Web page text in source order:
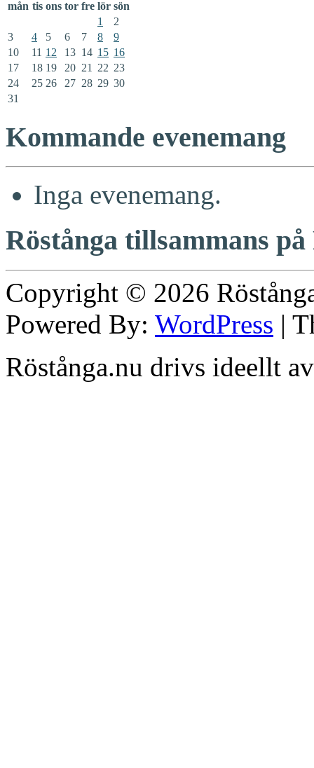
mån tis ons tor fre lör sön
1
2
3
4 5 6 7 8
9
10
11 12 13 14 15 16
17
18 19 20 21 22 23
24
25 26 27 28 29 30
31
Kommande evenemang
Inga evenemang.
Röstånga tillsammans på
Copyright © 2026
Powered By: WordPress |
Röstånga.nu drivs ideellt